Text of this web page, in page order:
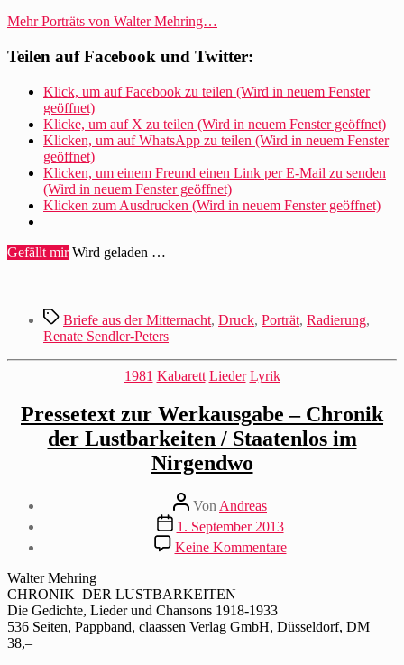
Mehr Porträts von Walter Mehring…
Teilen auf Facebook und Twitter:
Klick, um auf Facebook zu teilen (Wird in neuem Fenster
geöffnet)
Klicke, um auf X zu teilen (Wird in neuem Fenster geöffnet)
Klicken, um auf WhatsApp zu teilen (Wird in neuem Fenster
geöffnet)
Klicken, um einem Freund einen Link per E-Mail zu senden
(Wird in neuem Fenster geöffnet)
Klicken zum Ausdrucken (Wird in neuem Fenster geöffnet)
Gefällt mir Wird geladen …
Schlagwörter
Briefe aus der Mitternacht, Druck, Porträt, Radierung,
Renate Sendler-Peters
Kategorien
1981 Kabarett Lieder Lyrik
Pressetext zur Werkausgabe – Chronik
der Lustbarkeiten / Staatenlos im
Nirgendwo
Beitragsautor
VonAndreas
Beitragsdatum
1. September 2013
Keine Kommentarezu
Pressetext
Chronik
Walter Mehring
CHRONIK DER LUSTBARKEITEN
Die Gedichte, Lieder und Chansons 1918-1933
536 Seiten, Pappband, claassen Verlag GmbH, Düsseldorf, DM
38,–